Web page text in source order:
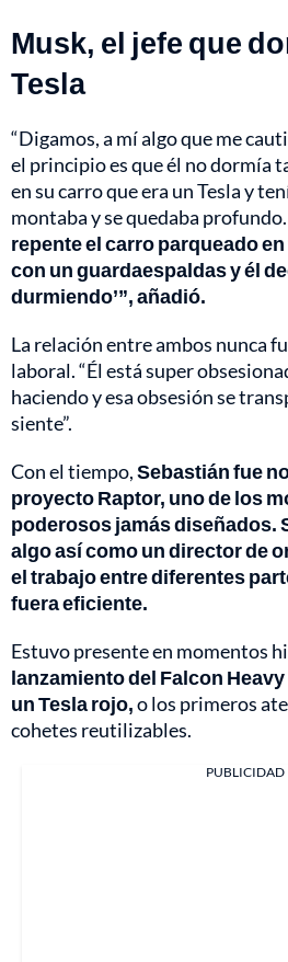
Musk, el jefe que
Tesla
“Digamos, a mí algo que me
el principio es que él no dormía
en su carro que era un Tesla y
montaba y se quedaba profundo.
repente el carro parqueado
con un guardaespaldas y él
durmiendo’”, añadió.
La relación entre ambos nunca
laboral. “Él está super
haciendo y esa obsesión se
siente”.
Con el tiempo,Sebastián fue
proyecto Raptor, uno de los
poderosos jamás diseñados.
algo así como un director de
el trabajo entre diferentes
fuera eficiente.
Estuvo presente en momentos
lanzamiento del Falcon
un Tesla rojo,o los primeros
cohetes reutilizables.
PUBLICIDAD